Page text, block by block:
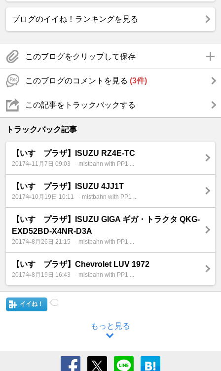
ブログのイイね！ランキングを見る
このブログをクリップして保存
このブログのコメントを見る (3件)
この記事をトラックバックする
トラックバック記事
【いすゞプラザ】ISUZU RZ4E-TC
2017年11月7日 09:03 - mistbahn with PP1 ...
【いすゞプラザ】ISUZU 4JJ1T
2017年10月19日 10:11 - mistbahn with PP1 ...
【いすゞプラザ】ISUZU GIGA ギガ・トラクタ QKG-
EXD52BD-X4NR-D3A
2017年8月26日 21:15 - mistbahn with PP1 ...
【いすゞプラザ】Chevrolet LUV 1972
2017年8月19日 16:43 - mistbahn with PP1 ...
イイね！
もっと見る